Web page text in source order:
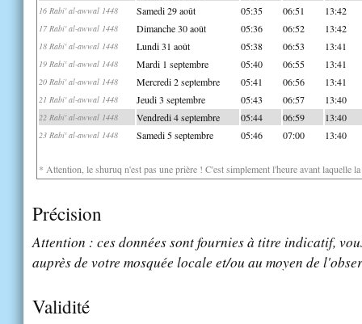
16 Rabi' al-awwal 1448 Samedi 29 août 05:35 06:51 13:42
17 Rabi' al-awwal 1448 Dimanche 30 août 05:36 06:52 13:42
18 Rabi' al-awwal 1448 Lundi 31 août 05:38 06:53 13:41
19 Rabi' al-awwal 1448 Mardi 1 septembre 05:40 06:55 13:41
20 Rabi' al-awwal 1448 Mercredi 2 septembre 05:41 06:56 13:41
21 Rabi' al-awwal 1448 Jeudi 3 septembre 05:43 06:57 13:40
22 Rabi' al-awwal 1448 Vendredi 4 septembre 05:44 06:59 13:40
23 Rabi' al-awwal 1448 Samedi 5 septembre 05:46 07:00 13:40
* Attention, le shuruq n'est pas une prière ! C'est simplement l'heure avant laquelle
Précision
Attention : ces données sont fournies à titre indicatif,
auprès de votre mosquée locale et/ou au moyen de
Validité